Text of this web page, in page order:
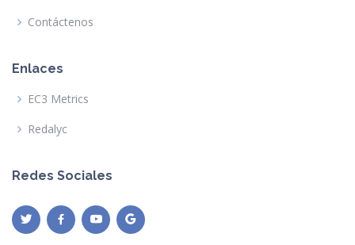
Contáctenos
Enlaces
EC3 Metrics
Redalyc
Redes Sociales